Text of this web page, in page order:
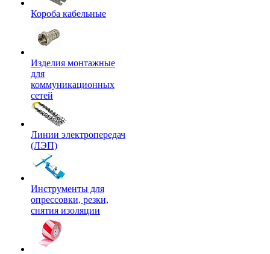
Короба кабельные
Изделия монтажные
для
коммуникационных
сетей
Линии электропередач
(ЛЭП)
Инструменты для
опрессовки, резки,
снятия изоляции